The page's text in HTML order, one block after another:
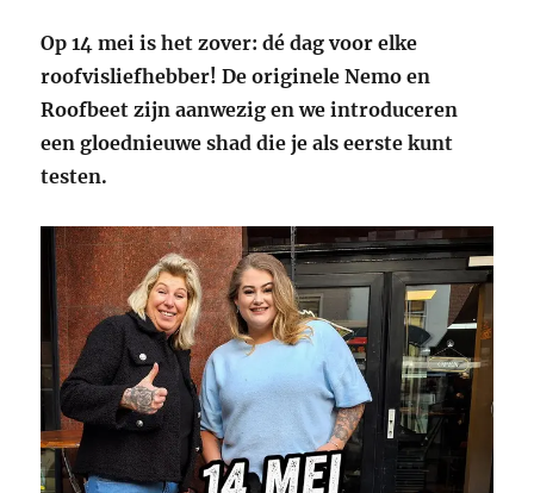
Op 14 mei is het zover: dé dag voor elke
roofvisliefhebber!De originele Nemo en
Roofbeet zijn aanwezig en we introduceren
een gloednieuwe shad die je als eerste kunt
testen.